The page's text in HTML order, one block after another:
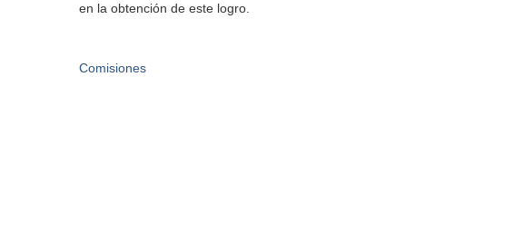
en la obtención de este logro.
Comisiones